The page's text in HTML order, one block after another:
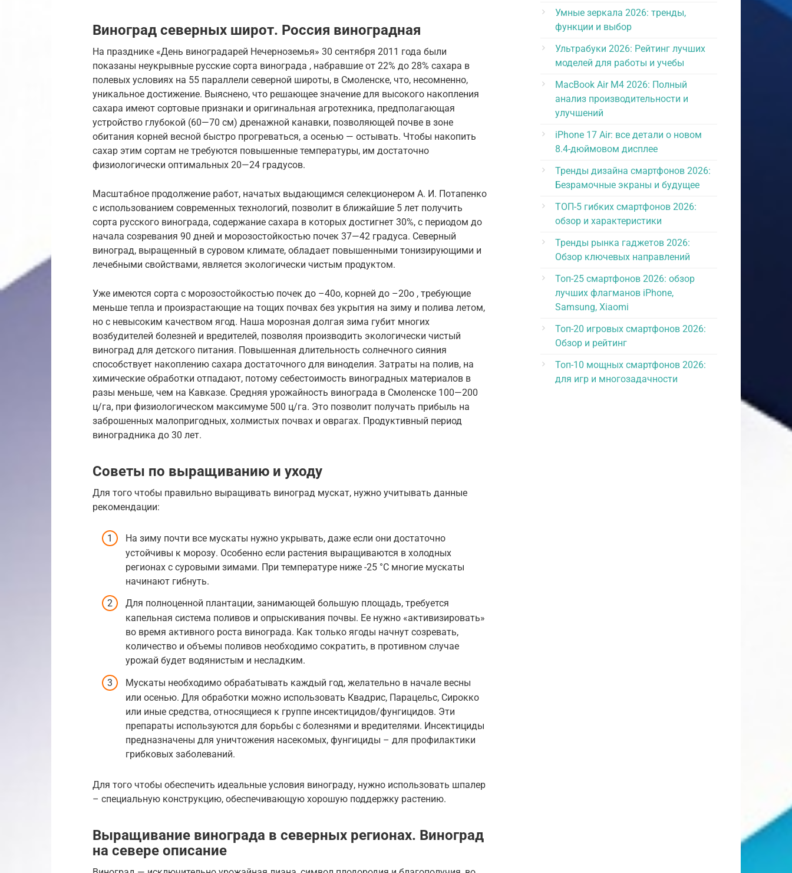
Виноград северных широт. Россия виноградная
На празднике «День виноградарей Нечерноземья» 30 сентября 2011 года были
показаны неукрывные русские сорта винограда , набравшие от 22% до 28% сахара в
полевых условиях на 55 параллели северной широты, в Смоленске, что, несомненно,
уникальное достижение. Выяснено, что решающее значение для высокого накопления
сахара имеют сортовые признаки и оригинальная агротехника, предполагающая
устройство глубокой (60—70 см) дренажной канавки, позволяющей почве в зоне
обитания корней весной быстро прогреваться, а осенью — остывать. Чтобы накопить
сахар этим сортам не требуются повышенные температуры, им достаточно
физиологически оптимальных 20—24 градусов.
Масштабное продолжение работ, начатых выдающимся селекционером А. И. Потапенко
с использованием современных технологий, позволит в ближайшие 5 лет получить
сорта русского винограда, содержание сахара в которых достигнет 30%, с периодом до
начала созревания 90 дней и морозостойкостью почек 37—42 градуса. Северный
виноград, выращенный в суровом климате, обладает повышенными тонизирующими и
лечебными свойствами, является экологически чистым продуктом.
Уже имеются сорта с морозостойкостью почек до –40о, корней до –20о , требующие
меньше тепла и произрастающие на тощих почвах без укрытия на зиму и полива летом,
но с невысоким качеством ягод. Наша морозная долгая зима губит многих
возбудителей болезней и вредителей, позволяя производить экологически чистый
виноград для детского питания. Повышенная длительность солнечного сияния
способствует накоплению сахара достаточного для виноделия. Затраты на полив, на
химические обработки отпадают, потому себестоимость виноградных материалов в
разы меньше, чем на Кавказе. Средняя урожайность винограда в Смоленске 100—200
ц/га, при физиологическом максимуме 500 ц/га. Это позволит получать прибыль на
заброшенных малопригодных, холмистых почвах и оврагах. Продуктивный период
виноградника до 30 лет.
Советы по выращиванию и уходу
Для того чтобы правильно выращивать виноград мускат, нужно учитывать данные
рекомендации:
На зиму почти все мускаты нужно укрывать, даже если они достаточно
устойчивы к морозу. Особенно если растения выращиваются в холодных
регионах с суровыми зимами. При температуре ниже -25 °C многие мускаты
начинают гибнуть.
Для полноценной плантации, занимающей большую площадь, требуется
капельная система поливов и опрыскивания почвы. Ее нужно «активизировать»
во время активного роста винограда. Как только ягоды начнут созревать,
количество и объемы поливов необходимо сократить, в противном случае
урожай будет водянистым и несладким.
Мускаты необходимо обрабатывать каждый год, желательно в начале весны
или осенью. Для обработки можно использовать Квадрис, Парацельс, Сирокко
или иные средства, относящиеся к группе инсектицидов/фунгицидов. Эти
препараты используются для борьбы с болезнями и вредителями. Инсектициды
предназначены для уничтожения насекомых, фунгициды – для профилактики
грибковых заболеваний.
Для того чтобы обеспечить идеальные условия винограду, нужно использовать шпалер
– специальную конструкцию, обеспечивающую хорошую поддержку растению.
Выращивание винограда в северных регионах. Виноград
на севере описание
Умные зеркала 2026: тренды,
функции и выбор
Ультрабуки 2026: Рейтинг лучших
моделей для работы и учебы
MacBook Air M4 2026: Полный
анализ производительности и
улучшений
iPhone 17 Air: все детали о новом
8.4-дюймовом дисплее
Тренды дизайна смартфонов 2026:
Безрамочные экраны и будущее
ТОП-5 гибких смартфонов 2026:
обзор и характеристики
Тренды рынка гаджетов 2026:
Обзор ключевых направлений
Топ-25 смартфонов 2026: обзор
лучших флагманов iPhone,
Samsung, Xiaomi
Топ-20 игровых смартфонов 2026:
Обзор и рейтинг
Топ-10 мощных смартфонов 2026:
для игр и многозадачности